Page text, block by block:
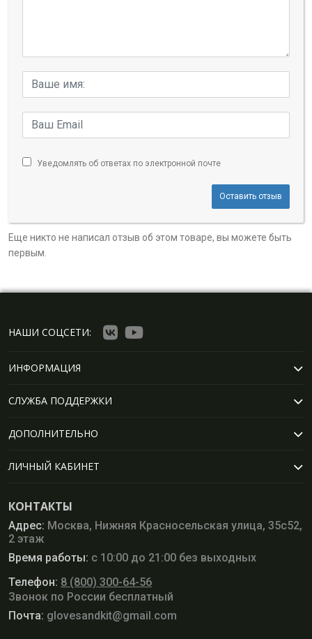
Уведомлять об ответах по электронной почте
Оставить отзыв
Еще никто не написал отзыв об этом товаре, вы можете быть
первым.
НАШИ СОЦСЕТИ:
ИНФОРМАЦИЯ
СЛУЖБА ПОДДЕРЖКИ
ДОПОЛНИТЕЛЬНО
ЛИЧНЫЙ КАБИНЕТ
КОНТАКТЫ
Адрес: Москва, Нижняя Красносельская улица, 35с52,
2 этаж
Время работы: с 10:00 до 21:00 без выходных
Телефон: 8 (800) 300-64-56
Звонок по России бесплатный
Почта: glovesandkit@gmail.com